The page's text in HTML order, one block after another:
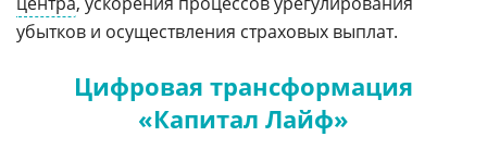
убытков и осуществления страховых выплат.
Цифровая трансформация
«Капитал Лайф»